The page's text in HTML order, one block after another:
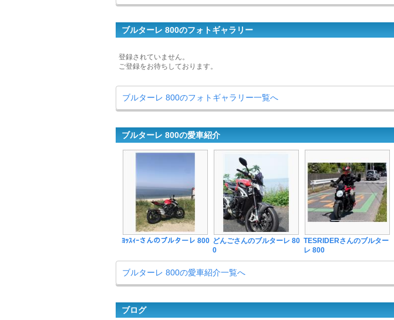
ブルターレ 800のフォトギャラリー
登録されていません。
ご登録をお待ちしております。
ブルターレ 800のフォトギャラリー一覧へ
ブルターレ 800の愛車紹介
ﾖｯｽｨｰさんのブルターレ 800 どんごさんのブルターレ 80
0
TESRIDERさんのブルター
レ 800
ブルターレ 800の愛車紹介一覧へ
ブログ